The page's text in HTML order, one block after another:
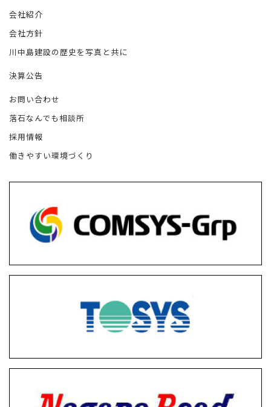
会社紹介
会社方針
川中島建設の歴史を写真と共に
決算公告
お問い合わせ
落石なんでも相談所
採用情報
働きやすい環境づくり